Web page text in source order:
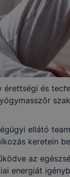
érettségi és
ellátó
keretein
az
energiát